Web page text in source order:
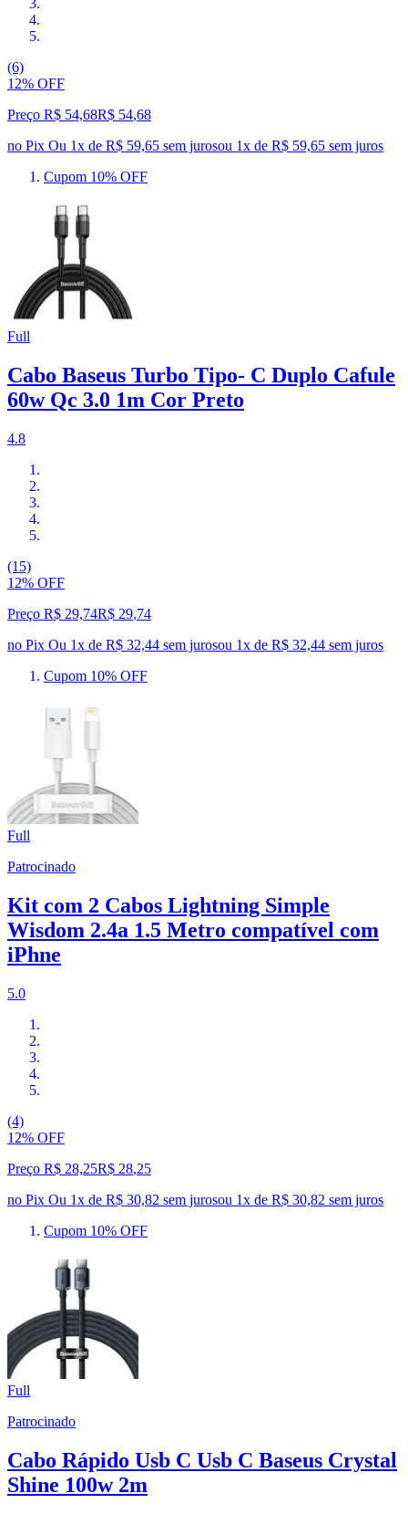
(6)
12% OFF
Preço R$ 54,68R$ 54,68
no Pix Ou 1x de R$ 59,65 sem jurosou 1x de R$ 59,65 sem juros
Cupom 10% OFF
Full
Cabo Baseus Turbo Tipo- C Duplo Cafule
60w Qc 3.0 1m Cor Preto
4.8
(15)
12% OFF
Preço R$ 29,74R$ 29,74
no Pix Ou 1x de R$ 32,44 sem jurosou 1x de R$ 32,44 sem juros
Cupom 10% OFF
Full
Patrocinado
Kit com 2 Cabos Lightning Simple
Wisdom 2.4a 1.5 Metro compatível com
iPhne
5.0
(4)
12% OFF
Preço R$ 28,25R$ 28,25
no Pix Ou 1x de R$ 30,82 sem jurosou 1x de R$ 30,82 sem juros
Cupom 10% OFF
Full
Patrocinado
Cabo Rápido Usb C Usb C Baseus Crystal
Shine 100w 2m